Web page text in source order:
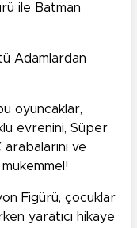
ile Batman
Adamlardan
oyuncaklar,
evrenini, Süper
arabalarını ve
Figürü, çocuklar
yaratıcı hikaye